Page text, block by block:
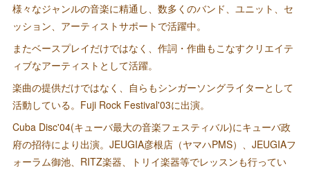
様々なジャンルの音楽に精通し、数多くのバンド、ユニット、セ
ッション、アーティストサポートで活躍中。
またベースプレイだけではなく、作詞・作曲もこなすクリエイテ
ィブなアーティストとして活躍。
楽曲の提供だけではなく、自らもシンガーソングライターとして
活動している。Fuji Rock Festival'03に出演。
Cuba Disc'04(キューバ最大の音楽フェスティバル)にキューバ政
府の招待により出演。JEUGIA彦根店（ヤマハPMS）、JEUGIAフ
ォーラム御池、RITZ楽器、トリイ楽器等でレッスンも行ってい